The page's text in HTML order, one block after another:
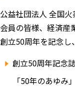
公益社団法人 全国
会員の皆様、経済産
創立50周年を記念し
創立50周年記念
「50年のあゆみ